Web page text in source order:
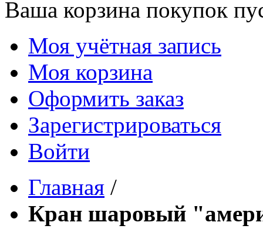
Ваша корзина покупок
Моя учётная запись
Моя корзина
Оформить заказ
Зарегистрироваться
Войти
Главная /
Кран шаровый